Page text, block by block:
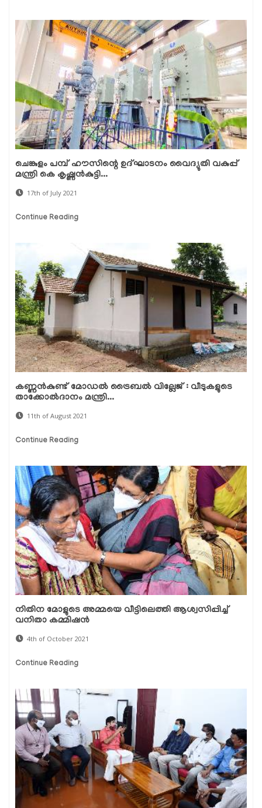
ചെങ്കുളം പമ്പ് ഹൗസിന്റെ ഉദ്ഘാടനം വൈദ്യുതി വകുപ്പ്
മന്ത്രി കെ കൃഷ്ണന്‍കുട്ടി...
17th of July 2021
Continue Reading
കണ്ണന്‍കുണ്ട് മോഡല്‍ ട്രൈബല്‍ വില്ലേജ് : വീടുകളുടെ
താക്കോല്‍ദാനം മന്ത്രി...
11th of August 2021
Continue Reading
നിതിന മോളുടെ അമ്മയെ വീട്ടിലെത്തി ആശ്വസിപ്പിച്ച്
വനിതാ കമ്മിഷന്‍
4th of October 2021
Continue Reading